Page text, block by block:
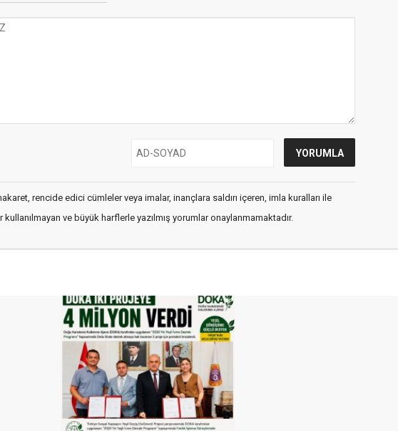
rencide edici cümleler veya imalar, inançlara saldırı içeren, imla kuralları ile
kullanılmayan ve büyük harflerle yazılmış yorumlar onaylanmamaktadır.